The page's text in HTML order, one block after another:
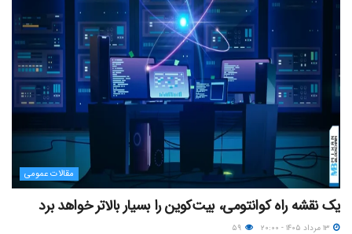
مقالات عمومی
یک نقشه راه کوانتومی، بیت‌کوین را بسیار بالاتر خواهد برد